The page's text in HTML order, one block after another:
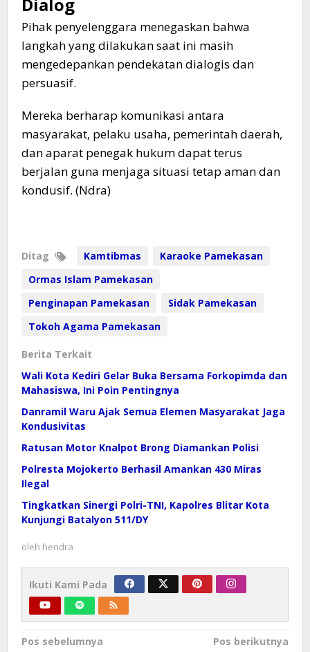
Pihak penyelenggara menegaskan bahwa
langkah yang dilakukan saat ini masih
mengedepankan pendekatan dialogis dan
persuasif.
Mereka berharap komunikasi antara
masyarakat, pelaku usaha, pemerintah daerah,
dan aparat penegak hukum dapat terus
berjalan guna menjaga situasi tetap aman dan
kondusif. (Ndra)
Ditag Kamtibmas
Karaoke Pamekasan
Ormas Islam Pamekasan
Penginapan Pamekasan
Sidak Pamekasan
Tokoh Agama Pamekasan
Berita Terkait
Wali Kota Kediri Gelar Buka Bersama Forkopimda dan
Mahasiswa, Ini Poin Pentingnya
Danramil Waru Ajak Semua Elemen Masyarakat Jaga
Kondusivitas
Ratusan Motor Knalpot Brong Diamankan Polisi
Polresta Mojokerto Berhasil Amankan 430 Miras
Ilegal
Tingkatkan Sinergi Polri-TNI, Kapolres Blitar Kota
Kunjungi Batalyon 511/DY
oleh hendra
Ikuti Kami Pada
Navigasi
Pos sebelumnya
Pos berikutnya